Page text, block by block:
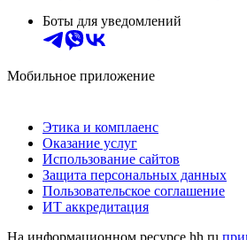
Боты для уведомлений
Мобильное приложение
Этика и комплаенс
Оказание услуг
Использование сайтов
Защита персональных данных
Пользовательское соглашение
ИТ аккредитация
На информационном ресурсе hh.ru